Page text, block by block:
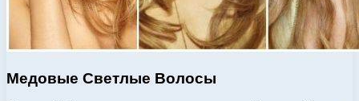
Медовые Светлые Волосы